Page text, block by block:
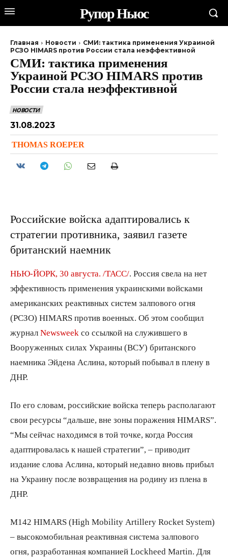
Рупор Ньюс
Главная Новости
СМИ: тактика применения Украиной
РСЗО HIMARS против России стала неэффективной
СМИ: тактика применения
Украиной РСЗО HIMARS против
России стала неэффективной
НОВОСТИ
31.08.2023
THOMAS ROEPER
Российские войска адаптировались к
стратегии противника, заявил газете
британский наемник
НЬЮ-ЙОРК, 30 августа. /ТАСС/ . Россия свела на нет
эффективность применения украинскими войсками
американских реактивных систем залпового огня
(РСЗО) HIMARS против военных. Об этом сообщил
журнал Newsweek со ссылкой на служившего в
Вооруженных силах Украины (ВСУ) британского
наемника Эйдена Аслина, который побывал в плену в
ДНР.
По его словам, российские войска теперь располагают
свои ресурсы “дальше, вне зоны поражения HIMARS”.
“Мы сейчас находимся в той точке, когда Россия
адаптировалась к нашей стратегии”, – приводит
издание слова Аслина, который недавно вновь прибыл
на Украину после возвращения на родину из плена в
ДНР.
M142 HIMARS (High Mobility Artillery Rocket System)
– высокомобильная реактивная система залпового
огня, разработанная компанией Lockheed Martin. Для